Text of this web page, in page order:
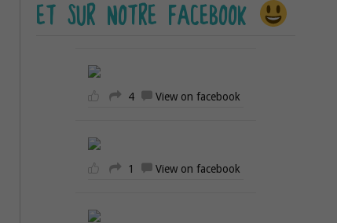
ET SUR NOTRE FACEBOOK
4 View on facebook
1 View on facebook